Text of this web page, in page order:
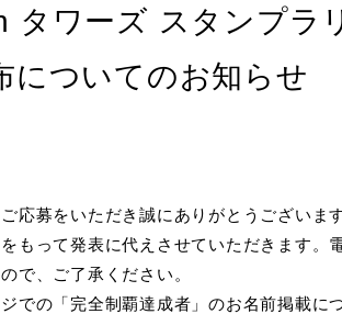
タワーズ スタンプ
についてのお知らせ
応募をいただき誠にありがとうございます
もって発表に代えさせていただきます。
で、ご了承ください。
での「完全制覇達成者」のお名前掲載に